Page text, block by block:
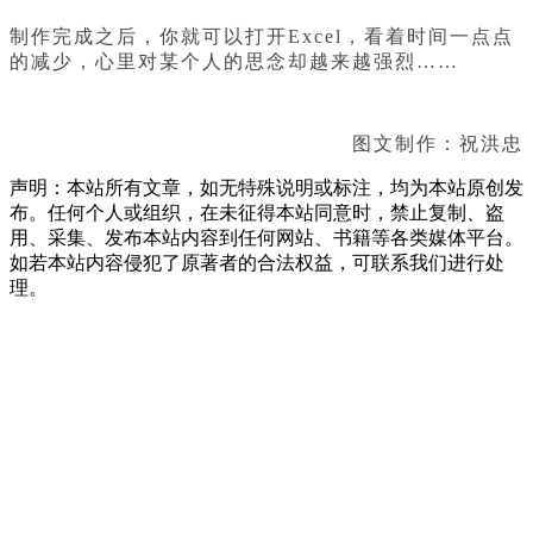
制作完成之后，你就可以打开Excel，看着时间一点点
的减少，心里对某个人的思念却越来越强烈……
图文制作：祝洪忠
声明：本站所有文章，如无特殊说明或标注，均为本站原创发
布。任何个人或组织，在未征得本站同意时，禁止复制、盗
用、采集、发布本站内容到任何网站、书籍等各类媒体平台。
如若本站内容侵犯了原著者的合法权益，可联系我们进行处
理。